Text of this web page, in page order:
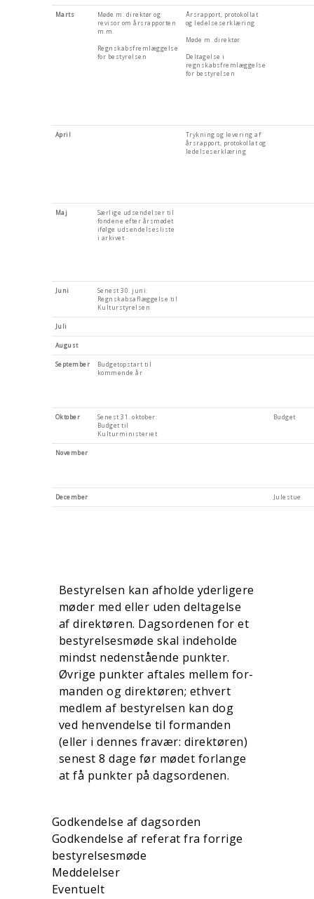
Marts
Møde m. direktør og
revisor om årsrapporten
m.m.
Regnskabsfremlæggelse
for bestyrelsen
Årsrapport, protokollat
og ledelseserklæring
Møde m. direktør
Deltagelse i
regnskabsfremlæggelse
for bestyrelsen
April
Trykning og levering af
årsrapport, protokollat og
ledelseserklæring
Maj
Særlige udsendelser til
fondene efter årsmødet
ifølge udsendelsesliste
i arkivet
Juni
Senest 30. juni:
Regnskabsaflæggelse til
Kulturstyrelsen
Juli
August
September
Budgetopstart til
kommende år
Oktober
Senest 31. oktober:
Budget til
Kulturministeriet
Budget
November
December Julestue
Bestyrelsen kan afholde yderligere
møder med eller uden deltagelse
af direktøren. Dagsordenen for et
bestyrelsesmøde skal indeholde
mindst nedenstående punkter.
Øvrige punkter aftales mellem for­
manden og direktøren; ethvert
medlem af bestyrelsen kan dog
ved henvendelse til formanden
(eller i dennes fravær: direktøren)
senest 8 dage før mødet forlange
at få punkter på dagsordenen.
Godkendelse af dagsorden
Godkendelse af referat fra forrige
bestyrelsesmøde
Meddelelser
Eventuelt